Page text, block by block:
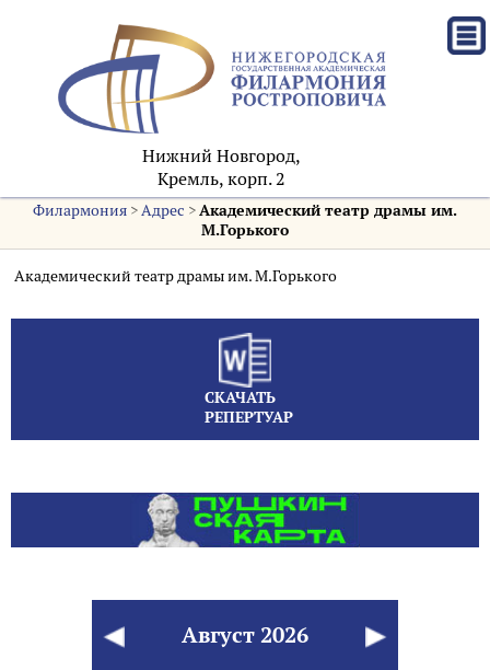
Нижний Новгород,
Кремль, корп. 2
Филармония>Адрес >Академический театр драмы им.
М.Горького
Академический театр драмы им. М.Горького
СКАЧАТЬ
РЕПЕРТУАР
Август2026